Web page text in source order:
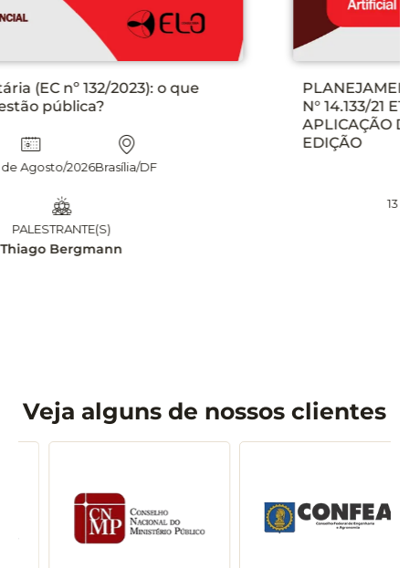
PLANEJAMENTO DAS CONTRATAÇÕES NA LEI
N° 14.133/21 ETP, TR E DFD NA PRÁTICA, COM
APLICAÇÃO DE INTELIGÊNCIA ARTIFICIAL – 2°
EDIÇÃO
Veja alguns de nossos clientes